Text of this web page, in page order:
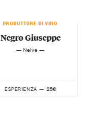
PRODUTTORE DI VINO
Negro Giuseppe
— Neive —
ESPERIENZA — 25€